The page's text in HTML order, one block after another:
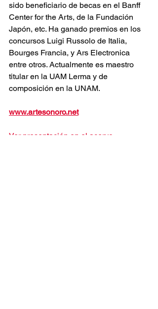
sido beneficiario de becas en el Banff
Center for the Arts, de la Fundación
Japón, etc. Ha ganado premios en los
concursos Luigi Russolo de Italia,
Bourges Francia, y Ars Electronica
entre otros. Actualmente es maestro
titular en la UAM Lerma y de
composición en la UNAM.
www.artesonoro.net
Ver presentación en el acervo